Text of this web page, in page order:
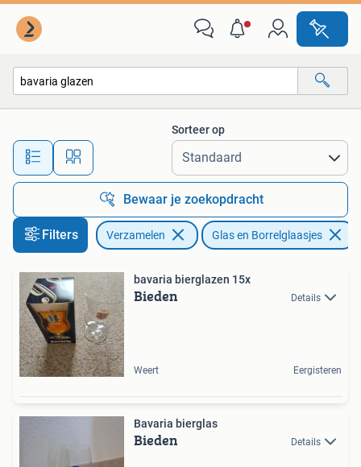
Alle afstanden…
Sorteer op
Bewaar je zoekopdracht
Filters Verzamelen Glas en Borrelglaasjes
bavaria bierglazen 15x
Bieden Details
Weert Eergisteren
Bavaria bierglas
Bieden Details